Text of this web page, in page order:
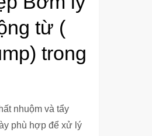
từ (
trong
nhuộm và tẩy
phù hợp để xử lý